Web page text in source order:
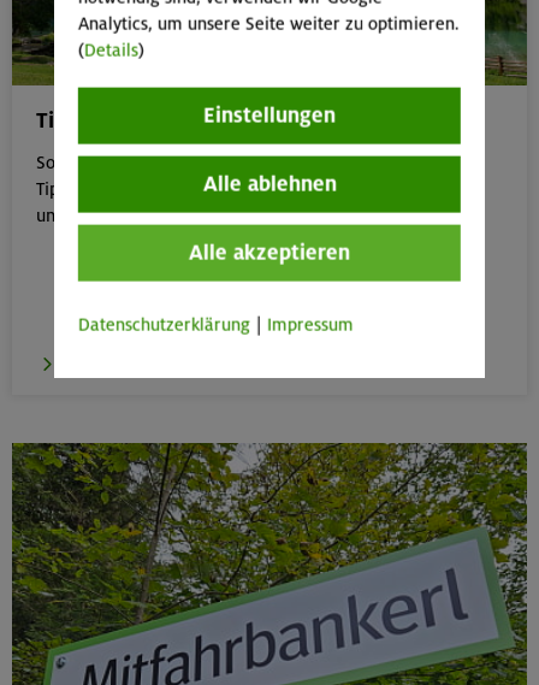
Tipps für Bergtouren im Sommer
Sommer in den Bergen genießen – aber sicher: Unsere
Tipps zu Hitze, Gewitter & Co. helfen dir, entspannt
unterwegs zu bleiben.
Analytics, um unsere Seite weiter zu optimieren.
(Details)
Einstellungen
Alle ablehnen
Alle akzeptieren
Datenschutzerklärung Impressum